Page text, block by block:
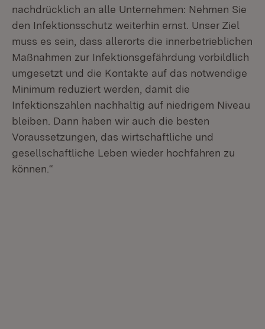
nachdrücklich an alle Unternehmen: Nehmen Sie
den Infektionsschutz weiterhin ernst. Unser Ziel
muss es sein, dass allerorts die innerbetrieblichen
Maßnahmen zur Infektionsgefährdung vorbildlich
umgesetzt und die Kontakte auf das notwendige
Minimum reduziert werden, damit die
Infektionszahlen nachhaltig auf niedrigem Niveau
bleiben. Dann haben wir auch die besten
Voraussetzungen, das wirtschaftliche und
gesellschaftliche Leben wieder hochfahren zu
können.“